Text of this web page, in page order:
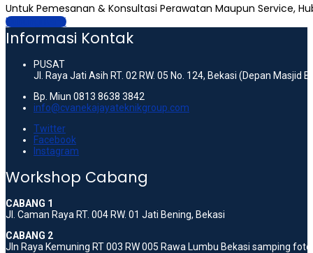
Untuk Pemesanan & Konsultasi Perawatan Maupun Service,
Hubungi Kami
Informasi Kontak
PUSAT
Jl. Raya Jati Asih RT. 02 RW. 05 No. 124, Bekasi (Depan Masjid
Bp. Miun 0813 8638 3842
info@cvanekajayateknikgroup.com
Twitter
Facebook
Instagram
Workshop Cabang
CABANG 1
Jl. Caman Raya RT. 004 RW. 01 Jati Bening, Bekasi
CABANG 2
Jln Raya Kemuning RT 003 RW 005 Rawa Lumbu Bekasi samping